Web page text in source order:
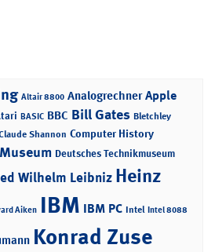
Altair 8800 Analogrechner Apple
BASIC BBC Bill Gates Bletchley
Shannon Computer History
Deutsches Technikmuseum
Wilhelm Leibniz Heinz
Aiken IBM IBM PC Intel Intel 8088
Konrad Zuse